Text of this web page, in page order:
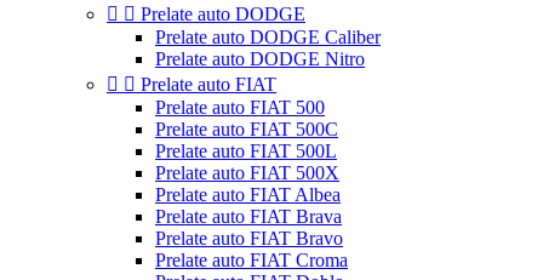
  Prelate auto DODGE
Prelate auto DODGE Caliber
Prelate auto DODGE Nitro
  Prelate auto FIAT
Prelate auto FIAT 500
Prelate auto FIAT 500C
Prelate auto FIAT 500L
Prelate auto FIAT 500X
Prelate auto FIAT Albea
Prelate auto FIAT Brava
Prelate auto FIAT Bravo
Prelate auto FIAT Croma